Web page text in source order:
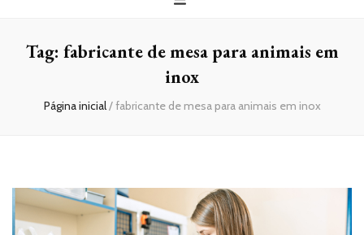
Tag: fabricante de mesa para animais em
inox
Página inicial/fabricante de mesa para animais em inox